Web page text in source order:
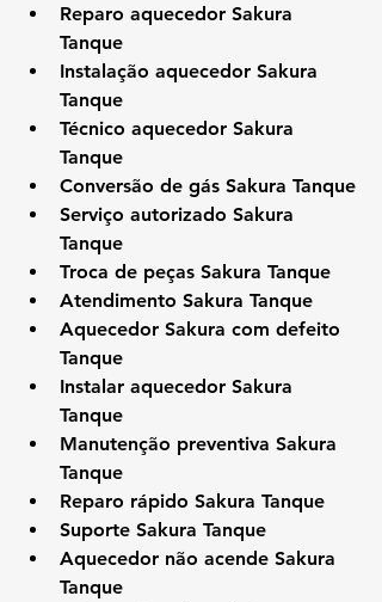
Reparo aquecedor Sakura
Tanque
Instalação aquecedor Sakura
Tanque
Técnico aquecedor Sakura
Tanque
Conversão de gás Sakura Tanque
Serviço autorizado Sakura
Tanque
Troca de peças Sakura Tanque
Atendimento Sakura Tanque
Aquecedor Sakura com defeito
Tanque
Instalar aquecedor Sakura
Tanque
Manutenção preventiva Sakura
Tanque
Reparo rápido Sakura Tanque
Suporte Sakura Tanque
Aquecedor não acende Sakura
Tanque